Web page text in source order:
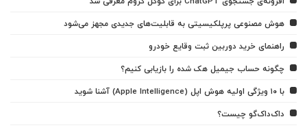
هوش مصنوعی پرپلکیسیتی به قابلیت‌های جدیدی مجهز می‌شود
راهنمای خرید دوربین ثبت وقایع خودرو
چگونه حساب جیمیل هک شده را بازیابی کنیم؟
با ۱۰ ویژگی اولیه هوش اپل (Apple Intelligence) آشنا شوید
داک‌داک‌گو چیست؟